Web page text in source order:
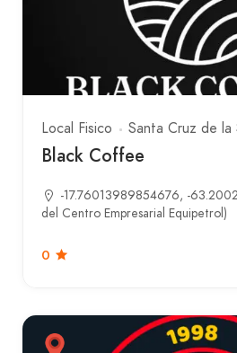
Local Fisico Santa Cruz de la
Black Coffee
-17.76013989854676, -
del Centro Empresarial Equipetrol)
0